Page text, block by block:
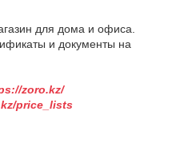
для дома и офиса.
и документы на
zoro.kz/
price_lists